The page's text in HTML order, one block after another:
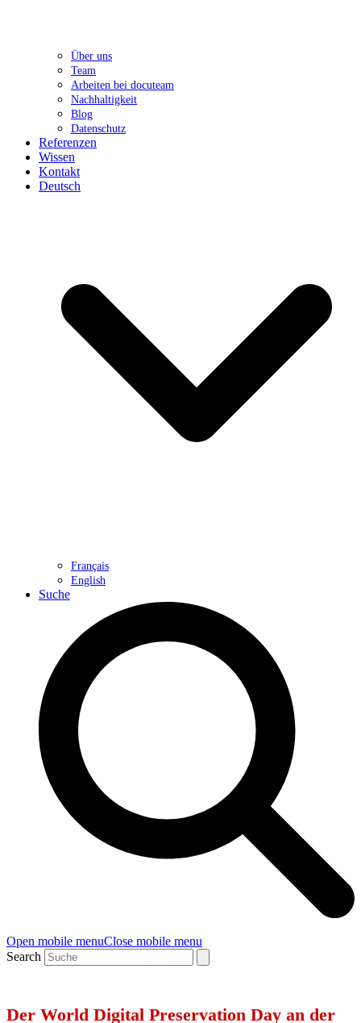
Über uns
Team
Arbeiten bei docuteam
Nachhaltigkeit
Blog
Datenschutz
Referenzen
Wissen
Kontakt
Deutsch
Français
English
Suche
Open mobile menuClose mobile menu
Search
Der World Digital Preservation Day an der